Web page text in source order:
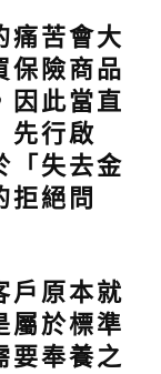
苦會大
保險商品
因此當直
先行啟
「失去金
拒絕問
原本就
屬於標準
要奉養之